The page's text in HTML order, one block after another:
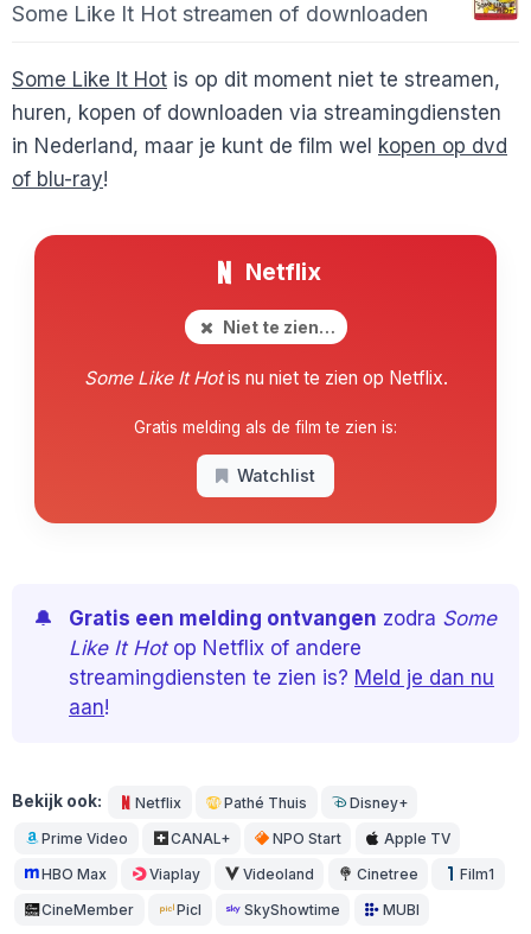
Some Like It Hot streamen of downloaden
Some Like It Hot is op dit moment niet te streamen,
huren, kopen of downloaden via streamingdiensten
in Nederland, maar je kunt de film wel kopen op dvd
of blu-ray!
Netflix
Niet te zien…
Some Like It Hotis nu niet te zien op Netflix.
Gratis melding als de film te zien is:
Watchlist
🔔 Gratis een melding ontvangen zodra Some
Like It Hotop Netflix of andere
streamingdiensten te zien is? Meld je dan nu
aan!
Bekijk ook: Netflix Pathé Thuis Disney+
Prime Video CANAL+ NPO Start Apple TV
HBO Max Viaplay Videoland Cinetree Film1
CineMember Picl SkyShowtime MUBI